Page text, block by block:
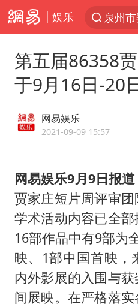
娱乐
泉州
台风
四川
出口
秋天
美股
国乒
第五届86358
于9月16日-20
网易娱乐
2021-09-09 15:57
网易娱乐9月9日报道
贾家庄短片周评审
学术活动内容已全
16部作品中有9部为
映、1部中国首映，
内外影展的入围与
间展映。在严格落